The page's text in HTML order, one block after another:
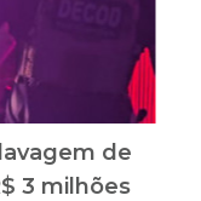
de
3 milhões